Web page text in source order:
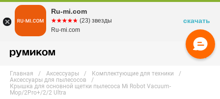
Главная Аксессуары
Комплектующие для техники
Аксессуары для пылесосов
Крышка для основной щетки пылесоса Mi Robot Vacuum-
Mop/2Pro+/2/2 Ultra
Ru-mi.com
☆☆☆☆☆
★★★★★ (23) звезды
Ru-mi.com
скачать